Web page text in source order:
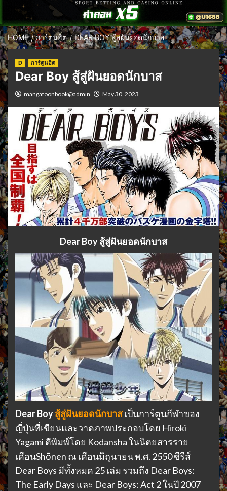
HOME การ์ตูนฮิต DEAR BOY สู้สู่ฝันยอดนักบาส
D การ์ตูนฮิต
Dear Boy สู้สู่ฝันยอดนักบาส
mangatoonbook@admin May 30, 2023
Dear Boy สู้สู่ฝันยอดนักบาส
Dear Boyสู้สู่ฝันยอดนักบาสเป็นการ์ตูนกีฬาของ
ญี่ปุ่นที่เขียนและวาดภาพประกอบโดย Hiroki
Yagami ตีพิมพ์โดย Kodansha ในนิตยสารราย
เดือนShōnen ณ เดือนมิถุนายน พ.ศ. 2550 ซีรีส์
Dear Boys มีทั้งหมด 25 เล่ม รวมถึง Dear Boys:
The Early Days และ Dear Boys: Act 2 ในปี 2007